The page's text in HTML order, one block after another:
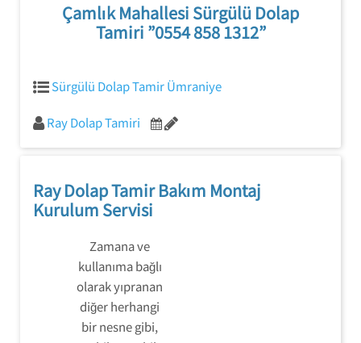
Çamlık Mahallesi Sürgülü Dolap
Tamiri ”0554 858 1312”
Sürgülü Dolap Tamir Ümraniye
Ray Dolap Tamiri
Ray Dolap Tamir Bakım Montaj
Kurulum Servisi
Zamana ve
kullanıma bağlı
olarak yıpranan
diğer herhangi
bir nesne gibi,